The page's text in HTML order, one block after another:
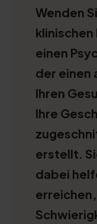
Wenden
einen
der einen
Ihren
Ihre
erstellt.
dabei